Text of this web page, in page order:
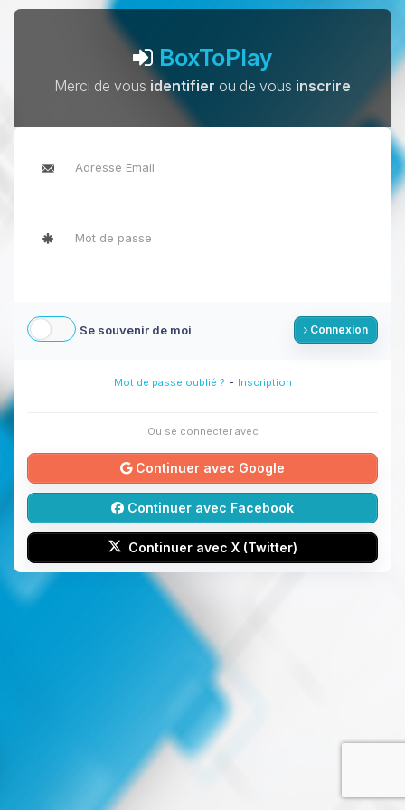
BoxToPlay
Merci de vous identifier ou de vous inscrire
Se souvenir de moi Connexion
Mot de passe oublié ? - Inscription
Ou se connecter avec
Continuer avec Google
Continuer avec Facebook
Continuer avec X (Twitter)